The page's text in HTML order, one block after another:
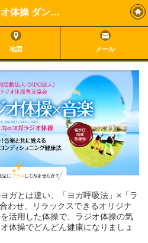
ヨガラジオ体操 ダンススタジオハーモニー
地図 メール
ガとは違い、「ヨガ呼吸法」×「ラ
わせ、リラックスできるオリジナ
活用した体操で、ラジオ体操の気
体操でどんどん健康になりましょ